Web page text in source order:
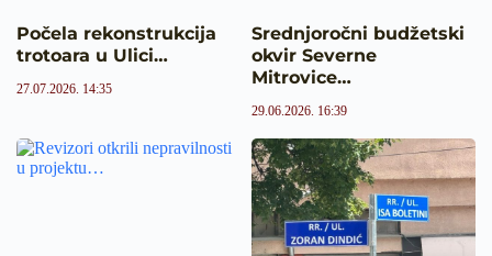
Počela rekonstrukcija
trotoara u Ulici…
27.07.2026. 14:35
Srednjoročni budžetski
okvir Severne
Mitrovice…
29.06.2026. 16:39